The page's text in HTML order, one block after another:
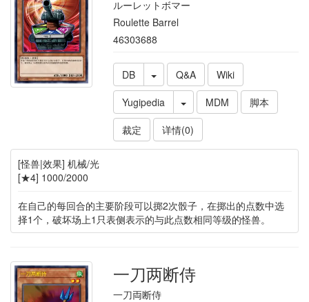
ルーレットボマー
Roulette Barrel
46303688
DB Q&A
Wiki
Yugipedia
MDM
脚本
裁定
详情(0)
[怪兽|效果] 机械/光
[★4] 1000/2000
在自己的每回合的主要阶段可以掷2次骰子，在掷出的点数中选
择1个，破坏场上1只表侧表示的与此点数相同等级的怪兽。
一刀两断侍
一刀両断侍